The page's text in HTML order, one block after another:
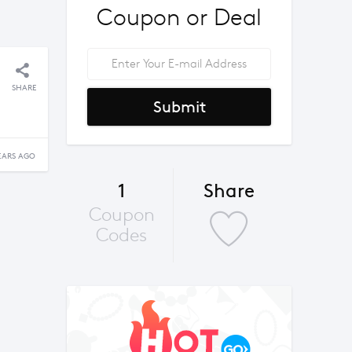
SHARE
AGO
Coupon or Deal
Submit
1
Coupon
Codes
Share